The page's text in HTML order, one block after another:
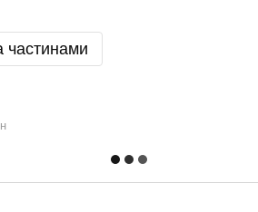
частинами